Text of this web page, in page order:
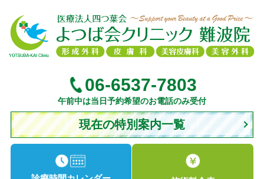
06-6537-7803
午前中は当日予約希望のお電話のみ受付
現在の特別案内一覧